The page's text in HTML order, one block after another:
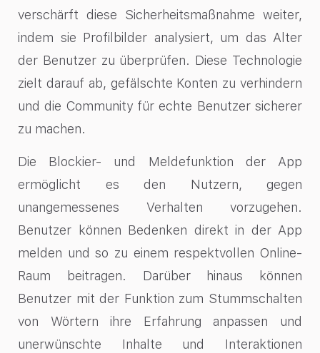
verschärft diese Sicherheitsmaßnahme weiter,
indem sie Profilbilder analysiert, um das Alter
der Benutzer zu überprüfen. Diese Technologie
zielt darauf ab, gefälschte Konten zu verhindern
und die Community für echte Benutzer sicherer
zu machen.
Die Blockier- und Meldefunktion der App
ermöglicht es den Nutzern, gegen
unangemessenes Verhalten vorzugehen.
Benutzer können Bedenken direkt in der App
melden und so zu einem respektvollen Online-
Raum beitragen. Darüber hinaus können
Benutzer mit der Funktion zum Stummschalten
von Wörtern ihre Erfahrung anpassen und
unerwünschte Inhalte und Interaktionen